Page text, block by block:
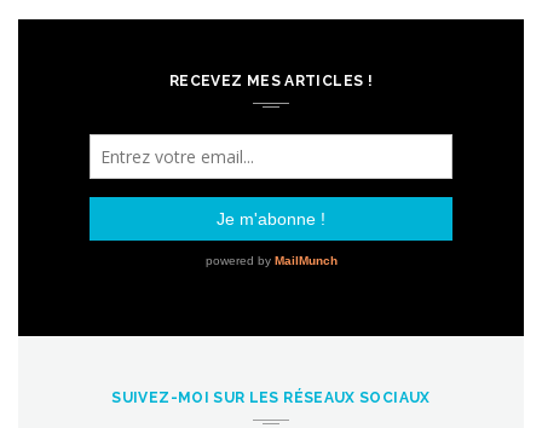
RECEVEZ MES ARTICLES !
SUIVEZ-MOI SUR LES RÉSEAUX SOCIAUX